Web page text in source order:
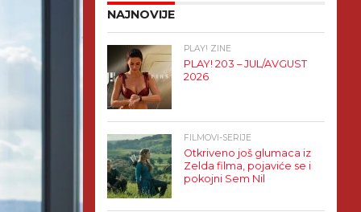
NAJNOVIJE
PLAY! ZINE
PLAY! 203 – JUL/AVGUST
2026
FILMOVI-SERIJE
Otkriveno još glumaca iz
Zelda filma, pojaviće se i
pokojni Sem Nil